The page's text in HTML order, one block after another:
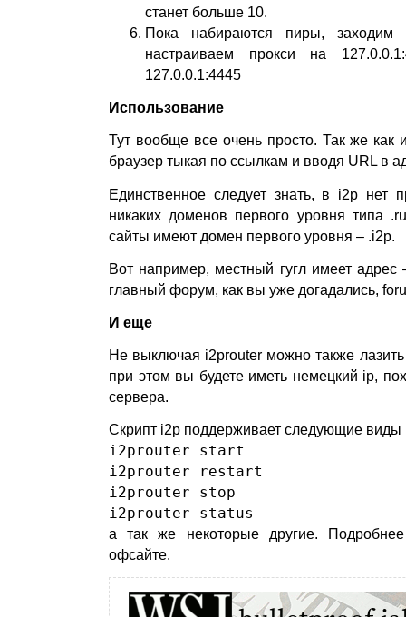
станет больше 10.
Пока набираются пиры,
настраиваем прокси на
127.0.0.1:4445
Использование
Тут вообще все очень просто. Так же как
браузер тыкая по ссылкам и вводя URL в
Единственное следует знать, в i2p нет
никаких доменов первого уровня типа
сайты имеют домен первого уровня – .i2p.
Вот например, местный гугл имеет
главный форум, как вы уже догадались,
И еще
Не выключая i2prouter можно также
при этом вы будете иметь немецкий ip,
сервера.
Скрипт i2p поддерживает следующие виды
i2prouter start
i2prouter restart
i2prouter stop
i2prouter status
а так же некоторые другие.
офсайте.